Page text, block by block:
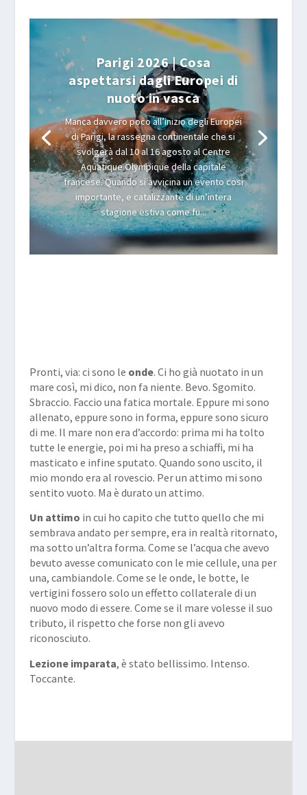
Parigi 2026 | Cosa
aspettarsi dagli Europei di
nuoto in vasca
Manca davvero poco all’inizio degli Europei
di Parigi, la rassegna continentale che si
svolgerà dal 10 al 16 agosto al Centre
Aquatique Olympique della capitale
francese. Quando si avvicina un evento così
importante, e catalizzante di un’intera
stagione estiva come fu...
Pronti, via: ci sono le onde. Ci ho già nuotato in un
mare così, mi dico, non fa niente. Bevo. Sgomito.
Sbraccio. Faccio una fatica mortale. Eppure mi sono
allenato, eppure sono in forma, eppure sono sicuro
di me. Il mare non era d’accordo: prima mi ha tolto
tutte le energie, poi mi ha preso a schiaffi, mi ha
masticato e infine sputato. Quando sono uscito, il
mio mondo era al rovescio. Per un attimo mi sono
sentito vuoto. Ma è durato un attimo.
Un attimo in cui ho capito che tutto quello che mi
sembrava andato per sempre, era in realtà ritornato,
ma sotto un’altra forma. Come se l’acqua che avevo
bevuto avesse comunicato con le mie cellule, una per
una, cambiandole. Come se le onde, le botte, le
vertigini fossero solo un effetto collaterale di un
nuovo modo di essere. Come se il mare volesse il suo
tributo, il rispetto che forse non gli avevo
riconosciuto.
Lezione imparata, è stato bellissimo. Intenso.
Toccante.